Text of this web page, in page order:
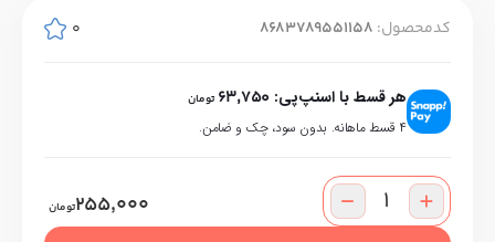
کدمحصول: 8683789551158
0
هر قسط با اسنپ‌پی: 63,750 تومان
۴ قسط ماهانه. بدون سود، چک و ضامن.
255,000تومان